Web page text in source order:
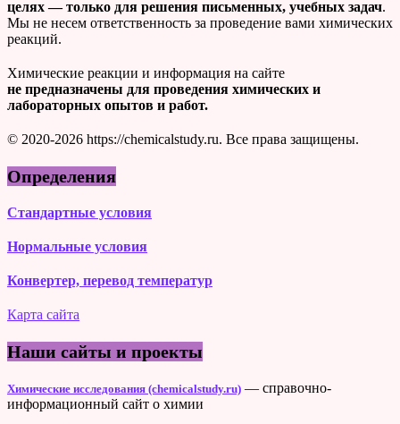
целях — только для решения письменных, учебных задач.
Мы не несем ответственность за проведение вами химических
реакций.
Химические реакции и информация на сайте
не предназначены для проведения химических и
лабораторных опытов и работ.
© 2020-2026 https://chemicalstudy.ru. Все права защищены.
Определения
Стандартные условия
Нормальные условия
Конвертер, перевод температур
Карта сайта
Наши сайты и проекты
Химические исследования (chemicalstudy.ru) — справочно-
информационный сайт о химии